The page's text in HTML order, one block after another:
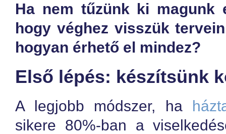
Ha nem tűzünk ki magunk
hogy véghez visszük
hogyan érhető el mindez?
Első lépés: készítsünk
A legjobb módszer, ha
sikere 80%-ban a